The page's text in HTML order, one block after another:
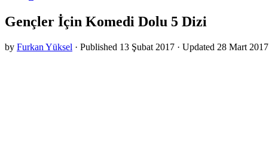
Gençler İçin Komedi Dolu 5 Dizi
by Furkan Yüksel · Published 13 Şubat 2017 · Updated 28 Mart 2017